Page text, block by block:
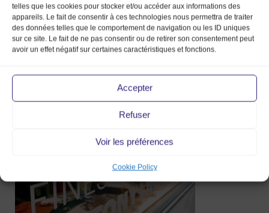
telles que les cookies pour stocker et/ou accéder aux informations des
appareils. Le fait de consentir à ces technologies nous permettra de traiter
des données telles que le comportement de navigation ou les ID uniques
sur ce site. Le fait de ne pas consentir ou de retirer son consentement peut
avoir un effet négatif sur certaines caractéristiques et fonctions.
Accepter
Refuser
Voir les préférences
Cookie Policy
bison4-vintage-boutique